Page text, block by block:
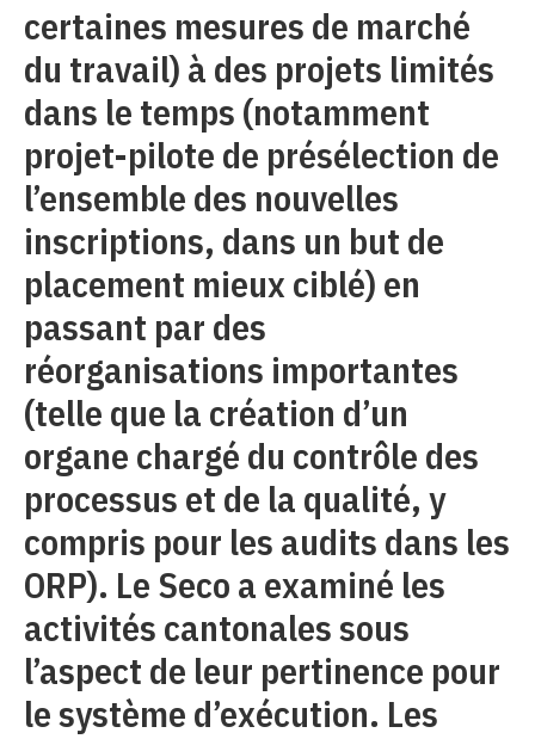
certaines mesures de marché
du travail) à des projets limités
dans le temps (notamment
projet-pilote de présélection de
l’ensemble des nouvelles
inscriptions, dans un but de
placement mieux ciblé) en
passant par des
réorganisations importantes
(telle que la création d’un
organe chargé du contrôle des
processus et de la qualité, y
compris pour les audits dans les
ORP). Le Seco a examiné les
activités cantonales sous
l’aspect de leur pertinence pour
le système d’exécution. Les